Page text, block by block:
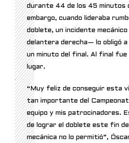
durante 44 de los 45 minutos
embargo, cuando lideraba
doblete, un incidente
delantera derecha— lo obligó a
un minuto del final. Al final
lugar.
“Muy feliz de conseguir esta
tan importante del
equipo y mis patrocinadores.
de lograr el doblete este fin
mecánica no lo permitió”,